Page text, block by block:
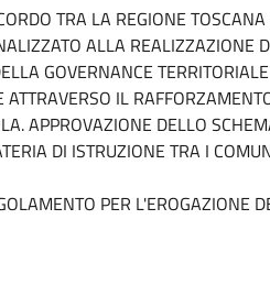
TRA LA REGIONE
ALLA REALIZZAZIONE
GOVERNANCE
IL
APPROVAZIONE DELLO
DI ISTRUZIONE TRA I
PER L'EROGAZIONE